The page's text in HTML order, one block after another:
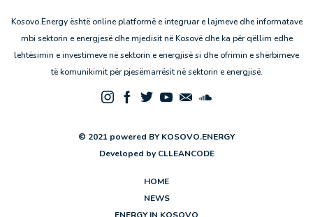
Kosovo.Energy është online platformë e integruar e lajmeve dhe informatave
mbi sektorin e energjesë dhe mjedisit në Kosovë dhe ka për qëllim edhe
lehtësimin e investimeve në sektorin e energjisë si dhe ofrimin e shërbimeve
të komunikimit për pjesëmarrësit në sektorin e energjisë.
© 2021 powered BY KOSOVO.ENERGY
Developed by CLLEANCODE
HOME
NEWS